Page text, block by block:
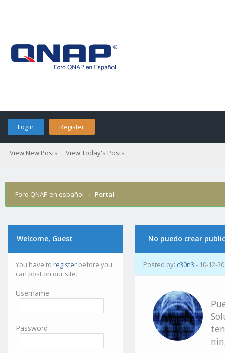
Login Register
View New Posts View Today's Posts
Foro QNAP en español › Portal
Welcome, Guest
You have toregister before you
can post on our site.
Username
Password
No puedo crear
Posted by: c30n3 - 10-12-